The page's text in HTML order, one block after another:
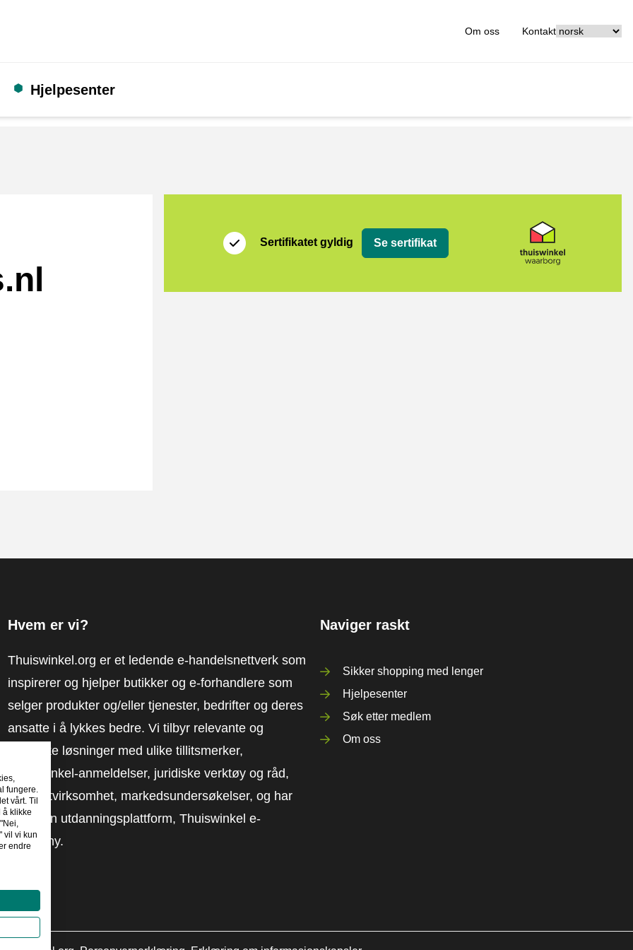
Om oss Kontakt
Hjelpesenter
Sertifikatet gyldig Se sertifikat
Hvem er vi?
Thuiswinkel.org er et ledende e-handelsnettverk som
inspirerer og hjelper butikker og e-forhandlere som
selger produkter og/eller tjenester, bedrifter og deres
ansatte i å lykkes bedre. Vi tilbyr relevante og
praktiske løsninger med ulike tillitsmerker,
Thuiswinkel-anmeldelser, juridiske verktøy og råd,
advokatvirksomhet, markedsundersøkelser, og har
vår egen utdanningsplattform, Thuiswinkel e-
Academy.
Naviger raskt
Sikker shopping med lenger
Hjelpesenter
Søk etter medlem
Om oss
fungere.
vårt. Til
å klikke
vil vi kun
endre